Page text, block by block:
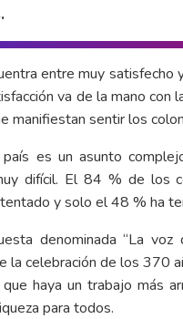
entre muy satisfecho
va de la mano
manifiestan sentir los
es un asunto
difícil. El 84 % de los
y solo el 48 % ha
denominada “La
la celebración de los 370
haya un trabajo más
para todos.